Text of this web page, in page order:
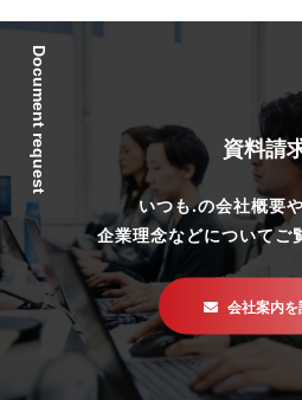
Document request 資料請
いつも.の会社概要や
企業理念などについてご
会社案内を